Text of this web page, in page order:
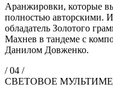
Аранжировки, которые
полностью авторскими.
обладатель Золотого
Махнев в тандеме с
Данилом Довженко.
/ 04 /
СВЕТОВОЕ